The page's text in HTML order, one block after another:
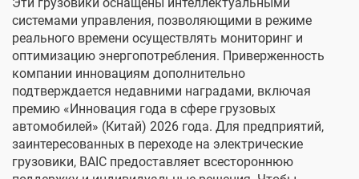
системами управления, позволяющими в режиме
реального времени осуществлять мониторинг и
оптимизацию энергопотребления. Приверженность
компании инновациям дополнительно
подтверждается недавними наградами, включая
премию «Инновация года в сфере грузовых
автомобилей» (Китай) 2026 года. Для предприятий,
заинтересованных в переходе на электрические
грузовики, BAIC предоставляет всестороннюю